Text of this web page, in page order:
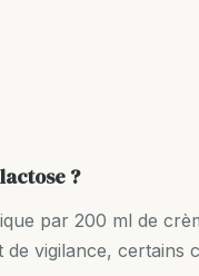
?
par 200 ml de
vigilance,